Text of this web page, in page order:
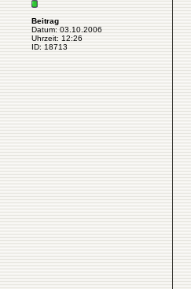
Beitrag
Datum: 03.10.2006
Uhrzeit: 12:26
ID: 18713